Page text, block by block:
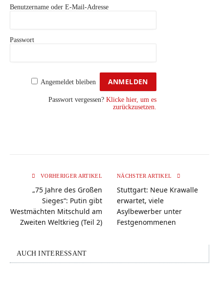
Benutzername oder E-Mail-Adresse
Passwort
Angemeldet bleiben
Passwort vergessen? Klicke hier, um es
zurückzusetzen.
VORHERIGER ARTIKEL
„75 Jahre des Großen
Sieges“: Putin gibt
Westmächten Mitschuld am
Zweiten Weltkrieg (Teil 2)
NÄCHSTER ARTIKEL
Stuttgart: Neue Krawalle
erwartet, viele
Asylbewerber unter
Festgenommenen
AUCH INTERESSANT